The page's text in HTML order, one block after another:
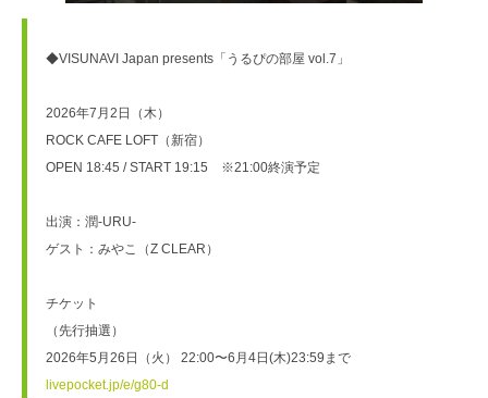
◆VISUNAVI Japan presents「うるぴの部屋 vol.7」
2026年7月2日（木）
ROCK CAFE LOFT（新宿）
OPEN 18:45 / START 19:15　※21:00終演予定
出演：潤-URU-
ゲスト：みやこ（Z CLEAR）
チケット
（先行抽選）
2026年5月26日（火） 22:00〜6月4日(木)23:59まで
livepocket.jp/e/g80-d